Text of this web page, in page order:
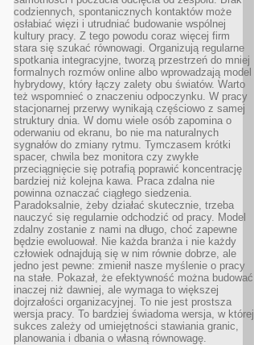
codziennych, spontanicznych kontaktów może
osłabiać więzi i utrudniać budowanie wspólnej
kultury pracy. Z tego powodu coraz więcej firm
stara się szukać równowagi. Organizują regularne
spotkania integracyjne, tworzą przestrzeń do mniej
formalnych rozmów online albo wprowadzają model
hybrydowy, który łączy zalety obu światów. Warto
też wspomnieć o znaczeniu odpoczynku. W pracy
stacjonarnej przerwy wynikają częściowo z samej
struktury dnia. W domu wiele osób zapomina o
oderwaniu od ekranu, bo nie ma naturalnych
sygnałów do zmiany rytmu. Tymczasem krótki
spacer, chwila bez monitora czy zwykłe
przeciągnięcie się potrafią poprawić koncentrację
bardziej niż kolejna kawa. Praca zdalna nie
powinna oznaczać ciągłego siedzenia.
Paradoksalnie, żeby działać skutecznie, trzeba
nauczyć się regularnie odchodzić od pracy. Model
zdalny zostanie z nami na długo, choć zapewne
będzie ewoluował. Nie każda branża i nie każdy
człowiek odnajdują się w nim równie dobrze, ale
jedno jest pewne: zmienił nasze myślenie o pracy
na stałe. Pokazał, że efektywność można budować
inaczej niż dawniej, ale wymaga to większej
dojrzałości organizacyjnej. To nie jest prostsza
wersja pracy. To bardziej świadoma wersja, w której
sukces zależy od umiejętności stawiania granic,
planowania i dbania o własną równowagę.